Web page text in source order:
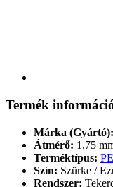
Termék
Márka (Gyártó):
Átmérő: 1,75
Terméktípus:
Szín: Szürke /
Rendszer: